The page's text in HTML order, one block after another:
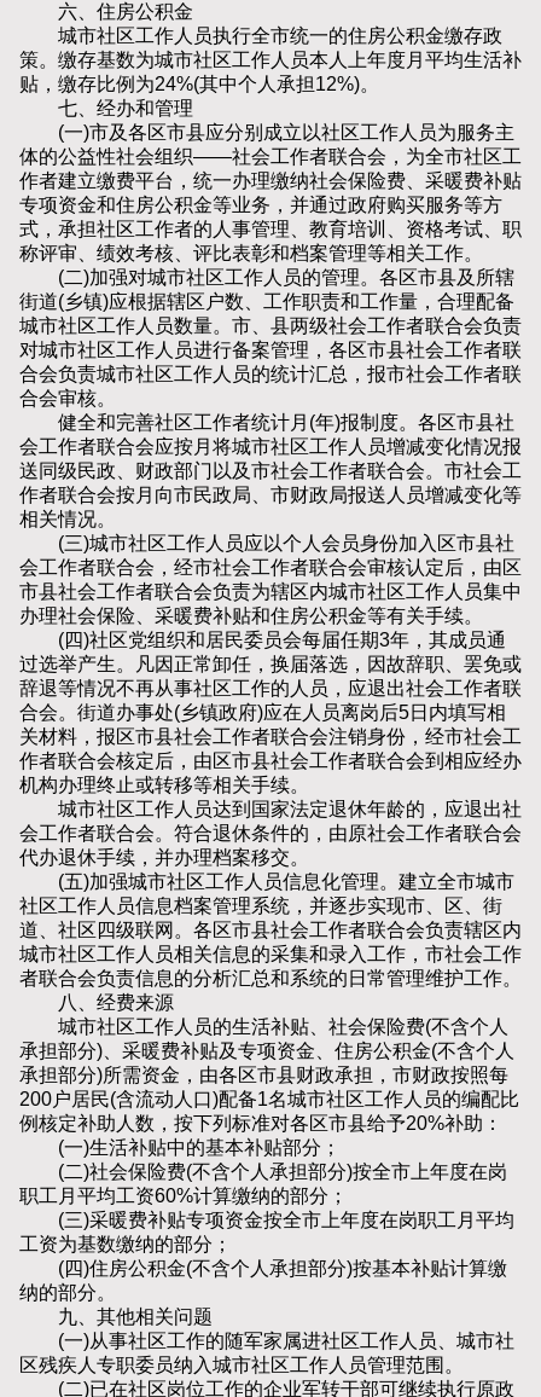
六、住房公积金
城市社区工作人员执行全市统一的住房公积金缴存政
策。缴存基数为城市社区工作人员本人上年度月平均生活补
贴，缴存比例为24%(其中个人承担12%)。
七、经办和管理
(一)市及各区市县应分别成立以社区工作人员为服务主
体的公益性社会组织——社会工作者联合会，为全市社区工
作者建立缴费平台，统一办理缴纳社会保险费、采暖费补贴
专项资金和住房公积金等业务，并通过政府购买服务等方
式，承担社区工作者的人事管理、教育培训、资格考试、职
称评审、绩效考核、评比表彰和档案管理等相关工作。
(二)加强对城市社区工作人员的管理。各区市县及所辖
街道(乡镇)应根据辖区户数、工作职责和工作量，合理配备
城市社区工作人员数量。市、县两级社会工作者联合会负责
对城市社区工作人员进行备案管理，各区市县社会工作者联
合会负责城市社区工作人员的统计汇总，报市社会工作者联
合会审核。
健全和完善社区工作者统计月(年)报制度。各区市县社
会工作者联合会应按月将城市社区工作人员增减变化情况报
送同级民政、财政部门以及市社会工作者联合会。市社会工
作者联合会按月向市民政局、市财政局报送人员增减变化等
相关情况。
(三)城市社区工作人员应以个人会员身份加入区市县社
会工作者联合会，经市社会工作者联合会审核认定后，由区
市县社会工作者联合会负责为辖区内城市社区工作人员集中
办理社会保险、采暖费补贴和住房公积金等有关手续。
(四)社区党组织和居民委员会每届任期3年，其成员通
过选举产生。凡因正常卸任，换届落选，因故辞职、罢免或
辞退等情况不再从事社区工作的人员，应退出社会工作者联
合会。街道办事处(乡镇政府)应在人员离岗后5日内填写相
关材料，报区市县社会工作者联合会注销身份，经市社会工
作者联合会核定后，由区市县社会工作者联合会到相应经办
机构办理终止或转移等相关手续。
城市社区工作人员达到国家法定退休年龄的，应退出社
会工作者联合会。符合退休条件的，由原社会工作者联合会
代办退休手续，并办理档案移交。
(五)加强城市社区工作人员信息化管理。建立全市城市
社区工作人员信息档案管理系统，并逐步实现市、区、街
道、社区四级联网。各区市县社会工作者联合会负责辖区内
城市社区工作人员相关信息的采集和录入工作，市社会工作
者联合会负责信息的分析汇总和系统的日常管理维护工作。
八、经费来源
城市社区工作人员的生活补贴、社会保险费(不含个人
承担部分)、采暖费补贴及专项资金、住房公积金(不含个人
承担部分)所需资金，由各区市县财政承担，市财政按照每
200户居民(含流动人口)配备1名城市社区工作人员的编配比
例核定补助人数，按下列标准对各区市县给予20%补助：
(一)生活补贴中的基本补贴部分；
(二)社会保险费(不含个人承担部分)按全市上年度在岗
职工月平均工资60%计算缴纳的部分；
(三)采暖费补贴专项资金按全市上年度在岗职工月平均
工资为基数缴纳的部分；
(四)住房公积金(不含个人承担部分)按基本补贴计算缴
纳的部分。
九、其他相关问题
(一)从事社区工作的随军家属进社区工作人员、城市社
区残疾人专职委员纳入城市社区工作人员管理范围。
(二)已在社区岗位工作的企业军转干部可继续执行原政